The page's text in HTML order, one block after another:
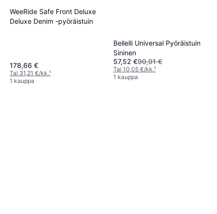
WeeRide Safe Front Deluxe
Deluxe Denim -pyöräistuin
178,66 €
Tai 31,21 €/kk.¹
1 kauppa
Bellelli Universal Pyöräistuin
Sininen
57,52 €90,91 €
Tai 10,05 €/kk.¹
1 kauppa